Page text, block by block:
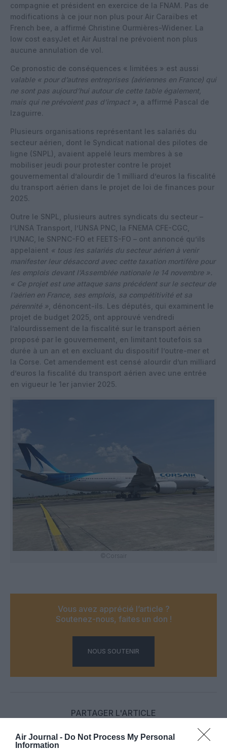
Air Journal - Do Not Process My Personal
Information
compagnie et président en exercice de la FNAM. Pas de
modifications à ce jour non plus pour Air Caraïbes et
French bee, a affirmé Christine Ourmières-Widener. La
low cost easyJet et Air Austral ne prévoient non plus
aucune annulation de vol.
Ce pronostic de conséquences « limitées » est aussi
valable « pour d’autres entreprises (aériennes en France) qui
ne sont pas aujourd’hui autour de cette table également,
mais qui ne prévoient pas d’impact » , a affirmé Pascal de
Izaguirre.
Plusieurs organisations représentant les salariés du
secteur aérien, dont le Syndicat national des pilotes de
ligne (SNPL), avaient appelé leurs membres à se
mobiliser jeudi pour protester contre le projet
gouvernemental d’alourdir de 1 milliard d’euros la fiscalité
du transport aérien dans le projet de loi de finances pour
2025.
Outre le SNPL, plusieurs autres syndicats du secteur –
l’UNSA Transport, l’UNSA PNC, la FNEMA CFE-CGC,
l’UNAC, le SNPNC-FO et FEETS-FO – ont annoncé qu’ils
appelaient « tous les salariés du secteur aérien à venir
manifester leur désaccord avec cette taxation mortifère pour
les emplois devant l’Assemblée nationale le 14 novembre ».
« Ce projet est une attaque sans précédent sur le secteur de
l’aérien en France, ses emplois, sa compétitivité et sa
pérennité » , dénoncent-ils. Les députés, qui examinent le
projet de budget 2025, ont approuvé vendredi
l’alourdissement de la fiscalité sur le transport aérien
proposé par le gouvernement, en limitant toutefois sa
durée à un an et en excluant du dispositif l’outre-mer et
la Corse. Cet amendement est censé alourdir d’un milliard
d’euros la fiscalité du transport aérien avec une entrée
en vigueur le 1er janvier 2025.
©Corsair
Vous avez apprécié l’article ?
Soutenez-nous, faites un don !
NOUS SOUTENIR
PARTAGER L'ARTICLE